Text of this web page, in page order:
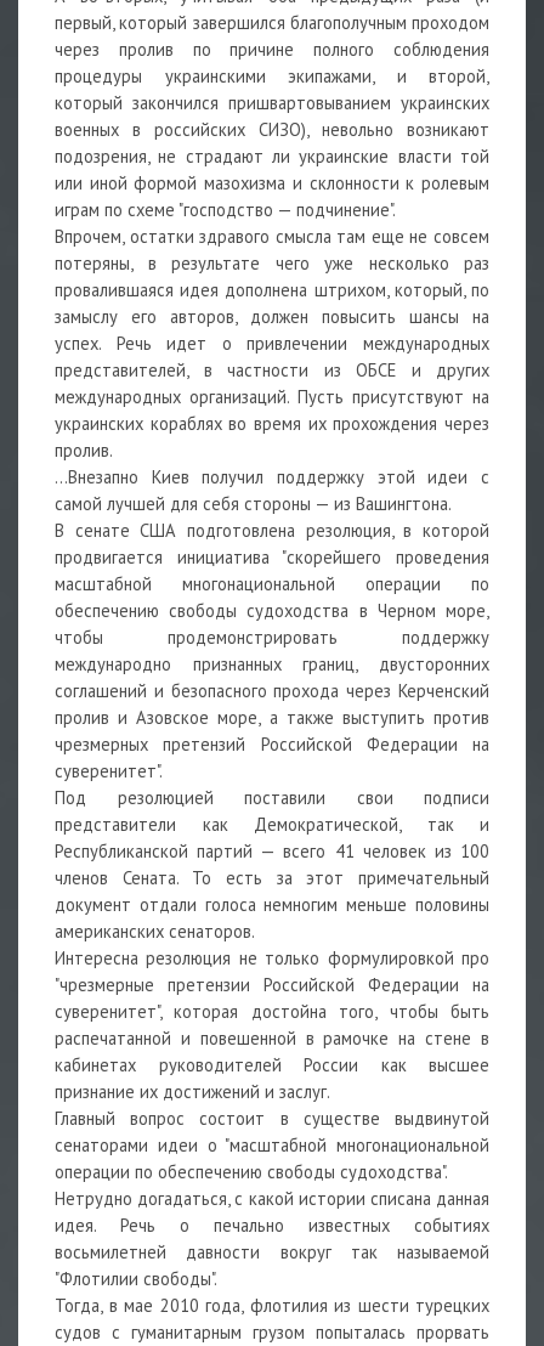
первый, который завершился благополучным проходом
через пролив по причине полного соблюдения
процедуры украинскими экипажами, и второй,
который закончился пришвартовыванием украинских
военных в российских СИЗО), невольно возникают
подозрения, не страдают ли украинские власти той
или иной формой мазохизма и склонности к ролевым
играм по схеме "господство — подчинение".
Впрочем, остатки здравого смысла там еще не совсем
потеряны, в результате чего уже несколько раз
провалившаяся идея дополнена штрихом, который, по
замыслу его авторов, должен повысить шансы на
успех. Речь идет о привлечении международных
представителей, в частности из ОБСЕ и других
международных организаций. Пусть присутствуют на
украинских кораблях во время их прохождения через
пролив.
...Внезапно Киев получил поддержку этой идеи с
самой лучшей для себя стороны — из Вашингтона.
В сенате США подготовлена резолюция, в которой
продвигается инициатива "скорейшего проведения
масштабной многонациональной операции по
обеспечению свободы судоходства в Черном море,
чтобы продемонстрировать поддержку
международно признанных границ, двусторонних
соглашений и безопасного прохода через Керченский
пролив и Азовское море, а также выступить против
чрезмерных претензий Российской Федерации на
суверенитет".
Под резолюцией поставили свои подписи
представители как Демократической, так и
Республиканской партий — всего 41 человек из 100
членов Сената. То есть за этот примечательный
документ отдали голоса немногим меньше половины
американских сенаторов.
Интересна резолюция не только формулировкой про
"чрезмерные претензии Российской Федерации на
суверенитет", которая достойна того, чтобы быть
распечатанной и повешенной в рамочке на стене в
кабинетах руководителей России как высшее
признание их достижений и заслуг.
Главный вопрос состоит в существе выдвинутой
сенаторами идеи о "масштабной многонациональной
операции по обеспечению свободы судоходства".
Нетрудно догадаться, с какой истории списана данная
идея. Речь о печально известных событиях
восьмилетней давности вокруг так называемой
"Флотилии свободы".
Тогда, в мае 2010 года, флотилия из шести турецких
судов с гуманитарным грузом попыталась прорвать